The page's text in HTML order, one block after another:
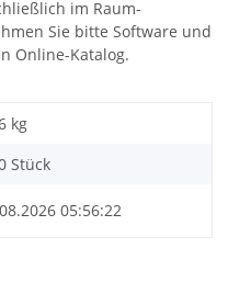
im Raum-
Sie bitte Software und
Online-Katalog.
kg
Stück
05:56:22